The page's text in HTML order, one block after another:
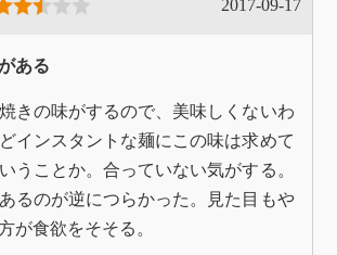
2017-09-17
ある
きの味がするので、美味しくないわ
インスタントな麺にこの味は求めて
うことか。合っていない気がする。
るのが逆につらかった。見た目もや
が食欲をそそる。